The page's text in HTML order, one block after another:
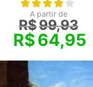
A partir de
R$99,93
R$64,95